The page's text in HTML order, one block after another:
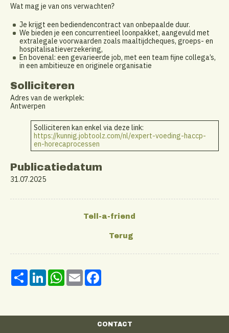
Wat mag je van ons verwachten?
Je krijgt een bediendencontract van onbepaalde duur.
We bieden je een concurrentieel loonpakket, aangevuld met
extralegale voorwaarden zoals maaltijdcheques, groeps- en
hospitalisatieverzekering,
En bovenal: een gevarieerde job, met een team fijne collega’s,
in een ambitieuze en originele organisatie
Solliciteren
Adres van de werkplek:
Antwerpen
Solliciteren kan enkel via deze link:
https://kunnig.jobtoolz.com/nl/expert-voeding-haccp-
en-horecaprocessen
Publicatiedatum
31.07.2025
Share LinkedInWhatsApp
Email
CONTACT